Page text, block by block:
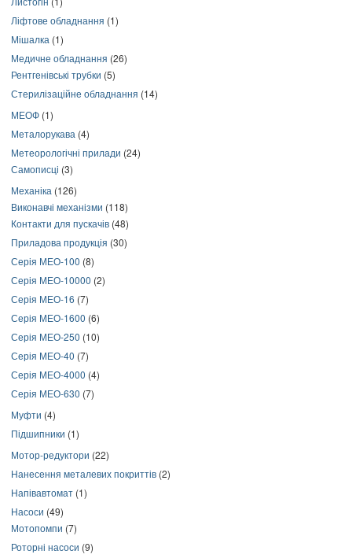
Ліфтове обладнання (1)
Мішалка (1)
Медичне обладнання (26)
Рентгенівські трубки (5)
Стерилізаційне обладнання (14)
МЕОФ (1)
Металорукава (4)
Метеорологічні прилади (24)
Самописці (3)
Механіка (126)
Виконавчі механізми (118)
Контакти для пускачів (48)
Приладова продукція (30)
Серія МЕО-100 (8)
Серія МЕО-10000 (2)
Серія МЕО-16 (7)
Серія МЕО-1600 (6)
Серія МЕО-250 (10)
Серія МЕО-40 (7)
Серія МЕО-4000 (4)
Серія МЕО-630 (7)
Муфти (4)
Підшипники (1)
Мотор-редуктори (22)
Нанесення металевих покриттів (2)
Напівавтомат (1)
Насоси (49)
Мотопомпи (7)
Роторні насоси (9)